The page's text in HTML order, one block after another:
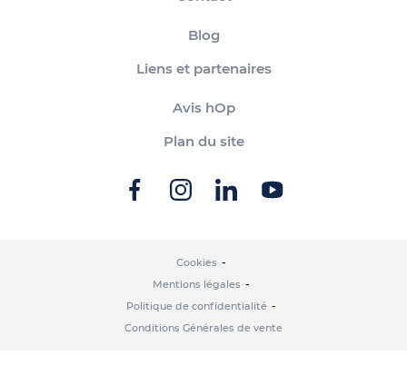
Blog
Liens et partenaires
Avis hOp
Plan du site
Cookies
Mentions légales
Politique de confidentialité
Conditions Générales de vente